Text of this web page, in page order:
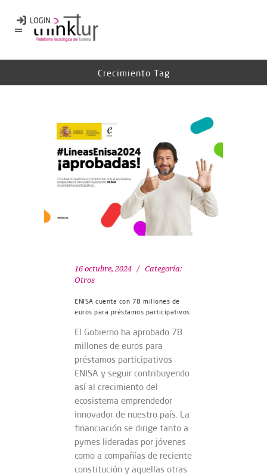
Crecimiento Tag
16 octubre, 2024
Categoría:
Otros
ENISA cuenta con 78 millones de
euros para préstamos participativos
El Gobierno ha aprobado 78
millones de euros para
préstamos participativos
ENISA y seguir contribuyendo
así al crecimiento del
ecosistema emprendedor
innovador de nuestro país. La
financiación se dirige tanto a
pymes lideradas por jóvenes
como a compañías de reciente
constitución y aquellas otras